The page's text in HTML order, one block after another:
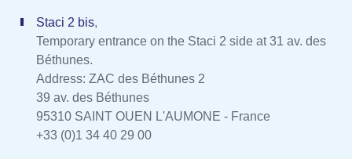
Staci 2 bis,
Temporary entrance on the Staci 2 side at 31 av. des
Béthunes.
Address: ZAC des Béthunes 2
39 av. des Béthunes
95310 SAINT OUEN L'AUMONE - France
+33 (0)1 34 40 29 00